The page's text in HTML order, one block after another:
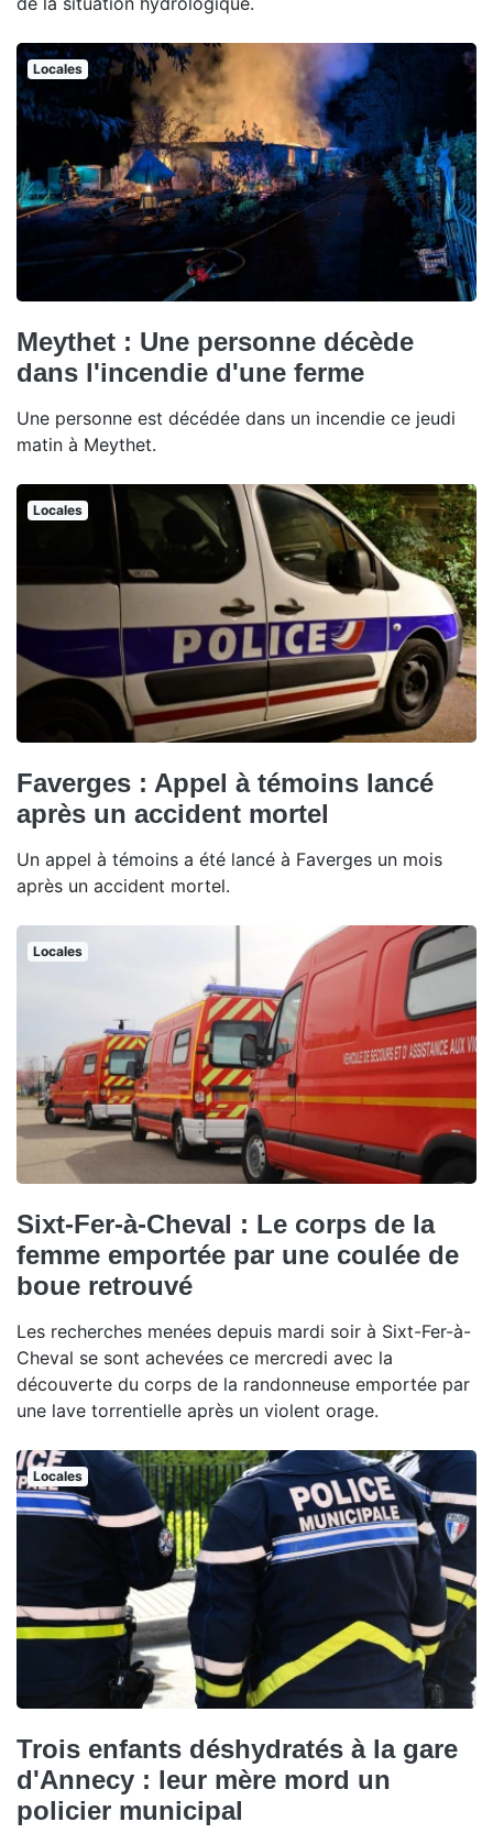
Locales
Meythet : Une personne décède
dans l'incendie d'une ferme
Une personne est décédée dans un incendie ce jeudi
matin à Meythet.
Locales
Faverges : Appel à témoins lancé
après un accident mortel
Un appel à témoins a été lancé à Faverges un mois
après un accident mortel.
Locales
Sixt-Fer-à-Cheval : Le corps de la
femme emportée par une coulée de
boue retrouvé
Les recherches menées depuis mardi soir à Sixt-Fer-à-
Cheval se sont achevées ce mercredi avec la
découverte du corps de la randonneuse emportée par
une lave torrentielle après un violent orage.
Locales
Trois enfants déshydratés à la gare
d'Annecy : leur mère mord un
policier municipal